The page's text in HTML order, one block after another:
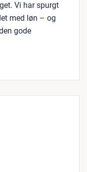
Vi har spurgt
med løn – og
gode